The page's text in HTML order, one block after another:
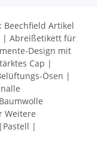
Beechfield Artikel
| Abreißetikett für
Design mit
Cap |
Ösen |
Weitere
|